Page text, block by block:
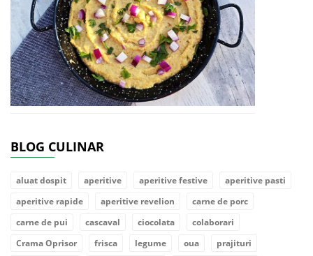
BLOG CULINAR
aluat dospit aperitive aperitive festive
aperitive pasti
aperitive rapide
aperitive revelion
carne de porc
carne de pui
cascaval ciocolata
colaborari
Crama Oprisor
frisca legume oua
prajituri